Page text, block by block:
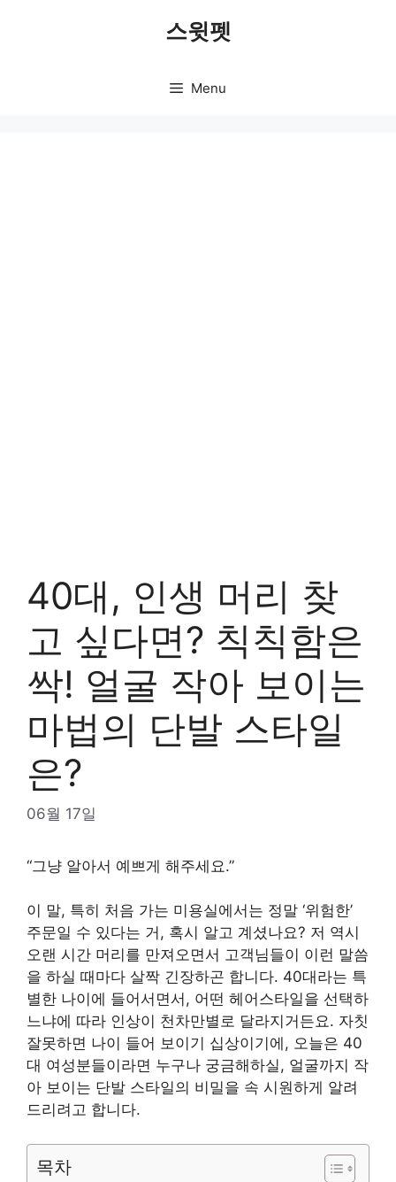
스윗펫
Menu
40대, 인생 머리 찾
고 싶다면? 칙칙함은
싹! 얼굴 작아 보이는
마법의 단발 스타일
은?
06월 17일
“그냥 알아서 예쁘게 해주세요.”
이 말, 특히 처음 가는 미용실에서는 정말 ‘위험한’
주문일 수 있다는 거, 혹시 알고 계셨나요? 저 역시
오랜 시간 머리를 만져오면서 고객님들이 이런 말씀
을 하실 때마다 살짝 긴장하곤 합니다. 40대라는 특
별한 나이에 들어서면서, 어떤 헤어스타일을 선택하
느냐에 따라 인상이 천차만별로 달라지거든요. 자칫
잘못하면 나이 들어 보이기 십상이기에, 오늘은 40
대 여성분들이라면 누구나 궁금해하실, 얼굴까지 작
아 보이는 단발 스타일의 비밀을 속 시원하게 알려
드리려고 합니다.
목차